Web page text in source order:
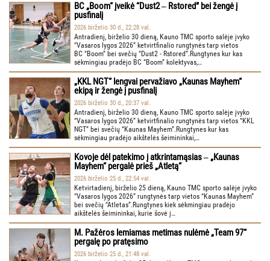
BC „Boom“ įveikė “Dust2 ‒ Rstored” bei žengė į
pusfinalį
2026 birželio 30 d., 22:28 val.
Antradienį, birželio 30 dieną, Kauno TMC sporto salėje įvyko
“Vasaros lygos 2026” ketvirtfinalio rungtynės tarp vietos
BC “Boom” bei svečių “Dust2 - Rstored”.Rungtynes kur kas
sėkmingiau pradėjo BC “Boom” kolektyvas,…
„KKL NGT“ lengvai pervažiavo „Kaunas Mayhem“
ekipą ir žengė į pusfinalį
2026 birželio 30 d., 20:37 val.
Antradienį, birželio 30 dieną, Kauno TMC sporto salėje įvyko
“Vasaros lygos 2026” ketvirtfinalio rungtynės tarp vietos “KKL
NGT” bei svečių “Kaunas Mayhem”.Rungtynes kur kas
sėkmingiau pradėjo aikštelės šeimininkai,…
Kovoje dėl patekimo į atkrintamąsias ‒ „Kaunas
Mayhem“ pergalė prieš „Atletą“
2026 birželio 25 d., 22:54 val.
Ketvirtadienį, birželio 25 dieną, Kauno TMC sporto salėje įvyko
“Vasaros lygos 2026” rungtynės tarp vietos “Kaunas Mayhem”
bei svečių “Atletas”.Rungtynes kiek sėkmingiau pradėjo
aikštelės šeimininkai, kurie šovė į…
M. Pažėros lemiamas metimas nulėmė „Team 97“
pergalę po pratęsimo
2026 birželio 25 d., 21:48 val.